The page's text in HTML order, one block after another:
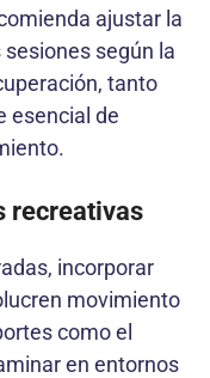
ajustar la
según la
tanto
esencial de
recreativas
incorporar
movimiento
como el
en entornos